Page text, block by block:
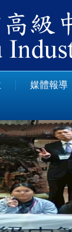
媒體報導